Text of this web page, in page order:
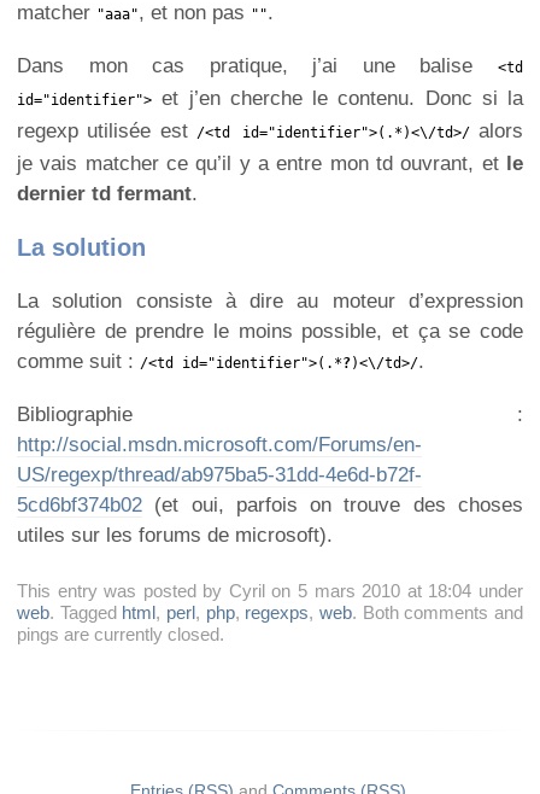
matcher "aaa", et non pas "".
Dans mon cas pratique, j’ai une balise
<td
id="identifier"> et j’en cherche le contenu. Donc si la
regexp utilisée est /<td id="identifier">(.*)<\/td>/alors
je vais matcher ce qu’il y a entre mon td ouvrant, et le
dernier td fermant.
La solution
La solution consiste à dire au moteur d’expression
régulière de prendre le moins possible, et ça se code
comme suit : /<td id="identifier">(.*?)<\/td>/.
Bibliographie :
http://social.msdn.microsoft.com/Forums/en-
US/regexp/thread/ab975ba5-31dd-4e6d-b72f-
5cd6bf374b02 (et oui, parfois on trouve des choses
utiles sur les forums de microsoft).
This entry was posted by Cyril on 5 mars 2010 at 18:04 under
web. Tagged html, perl, php, regexps,web. Both comments and
pings are currently closed.